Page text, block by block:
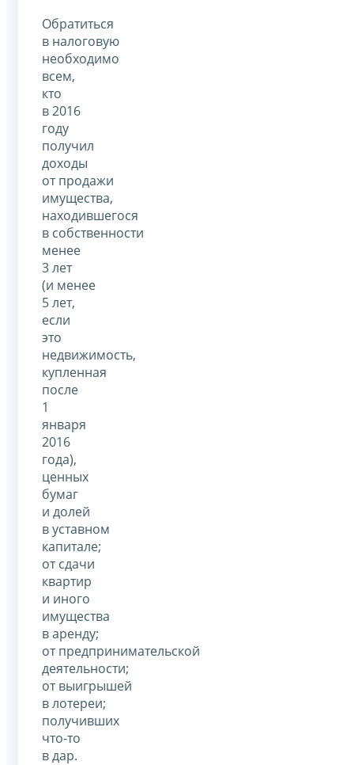
Обратиться
в налоговую
необходимо
всем,
кто
в 2016
году
получил
доходы
от продажи
имущества,
находившегося
в собственности
менее
3 лет
(и менее
5 лет,
если
это
недвижимость,
купленная
после
1
января
2016
года),
ценных
бумаг
и долей
в уставном
капитале;
от сдачи
квартир
и иного
имущества
в аренду;
от предпринимательской
деятельности;
от выигрышей
в лотереи;
получивших
что-то
в дар.